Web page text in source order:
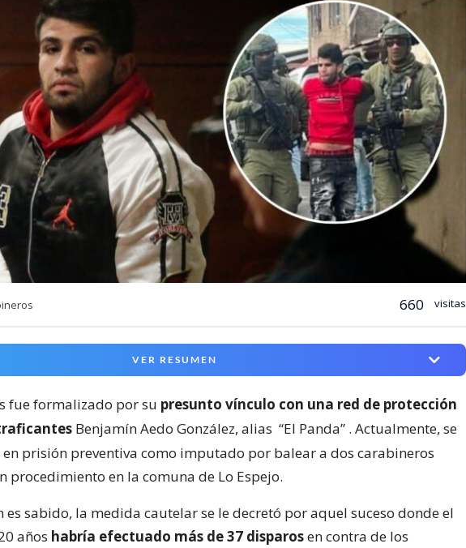
660 visitas
VER RESUMEN
fue formalizado por su presunto vínculo con una red de protección
Benjamín Aedo González, alias “El Panda” . Actualmente, se
prisión preventiva como imputado por balear a dos carabineros
procedimiento en la comuna de Lo Espejo.
es sabido, la medida cautelar se le decretó por aquel suceso donde el
años habría efectuado más de 37 disparosen contra de los